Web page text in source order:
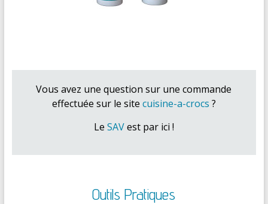
Vous avez une question sur une commande
effectuée sur le site cuisine-a-crocs ?
Le SAVest par ici !
Outils Pratiques